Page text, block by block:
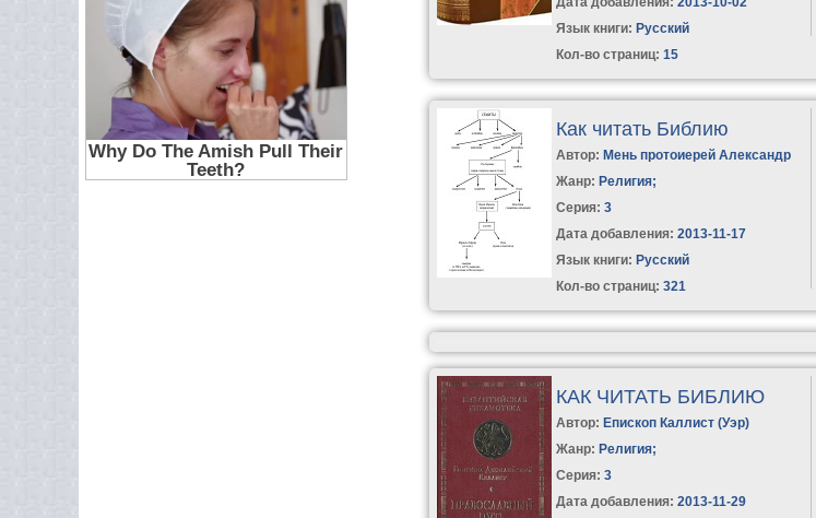
Язык книги: Русский
Кол-во страниц: 15
Как читать Библию
Автор: Мень протоиерей Александр
Жанр: Религия;
Серия:3
Дата добавления: 2013-11-17
Язык книги: Русский
Кол-во страниц: 321
КАК ЧИТАТЬ БИБЛИЮ
Автор: Епископ Каллист (Уэр)
Жанр: Религия;
Серия:3
Дата добавления: 2013-11-29